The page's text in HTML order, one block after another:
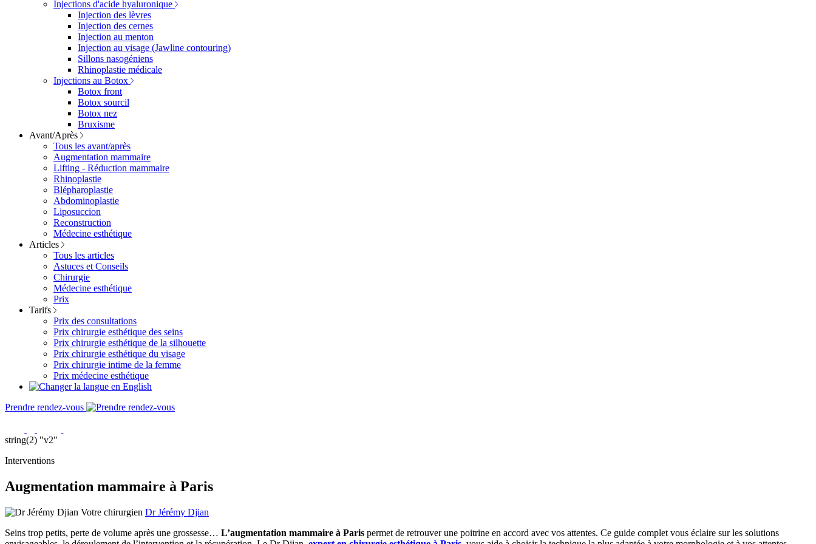
Injections d'acide hyaluronique
Injection des lèvres
Injection des cernes
Injection au menton
Injection au visage (Jawline contouring)
Sillons nasogéniens
Rhinoplastie médicale
Injections au Botox
Botox front
Botox sourcil
Botox nez
Bruxisme
Avant/Après
Tous les avant/après
Augmentation mammaire
Lifting - Réduction mammaire
Rhinoplastie
Blépharoplastie
Abdominoplastie
Liposuccion
Reconstruction
Médecine esthétique
Articles
Tous les articles
Astuces et Conseils
Chirurgie
Médecine esthétique
Prix
Tarifs
Prix des consultations
Prix chirurgie esthétique des seins
Prix chirurgie esthétique de la silhouette
Prix chirurgie esthétique du visage
Prix chirurgie intime de la femme
Prix médecine esthétique
Prendre rendez-vous
string(2) "v2"
Interventions
Augmentation mammaire à Paris
Votre chirurgien Dr Jérémy Djian
Seins trop petits, perte de volume après une grossesse… L’augmentation mammaire à Paris permet de retrouver une poitrine en accord avec vos attentes. Ce guide complet vous éclaire sur les solutions